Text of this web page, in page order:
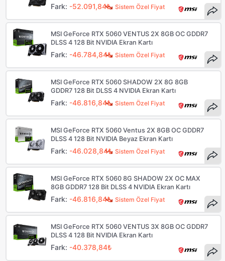
Sistem Özel Fiyat
Fark: -52.091,84₺
Sistem Özel Fiyat
MSI GeForce RTX 5060 VENTUS 2X 8GB OC GDDR7
DLSS 4 128 Bit NVIDIA Ekran Kartı
Fark: -46.784,84₺
Sistem Özel Fiyat
MSI GeForce RTX 5060 SHADOW 2X 8G 8GB
GDDR7 128 Bit DLSS 4 NVIDIA Ekran Kartı
Fark: -46.816,84₺
Sistem Özel Fiyat
MSI GeForce RTX 5060 Ventus 2X 8GB OC GDDR7
DLSS 4 128 Bit NVIDIA Beyaz Ekran Kartı
Fark: -46.028,84₺
Sistem Özel Fiyat
MSI GeForce RTX 5060 8G SHADOW 2X OC MAX
8GB GDDR7 128 Bit DLSS 4 NVIDIA Ekran Kartı
Fark: -46.816,84₺
MSI GeForce RTX 5060 VENTUS 3X 8GB OC GDDR7
DLSS 4 128 Bit NVIDIA Ekran Kartı
Fark: -40.378,84₺